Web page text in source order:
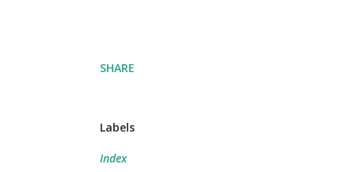
SHARE
Labels
Index